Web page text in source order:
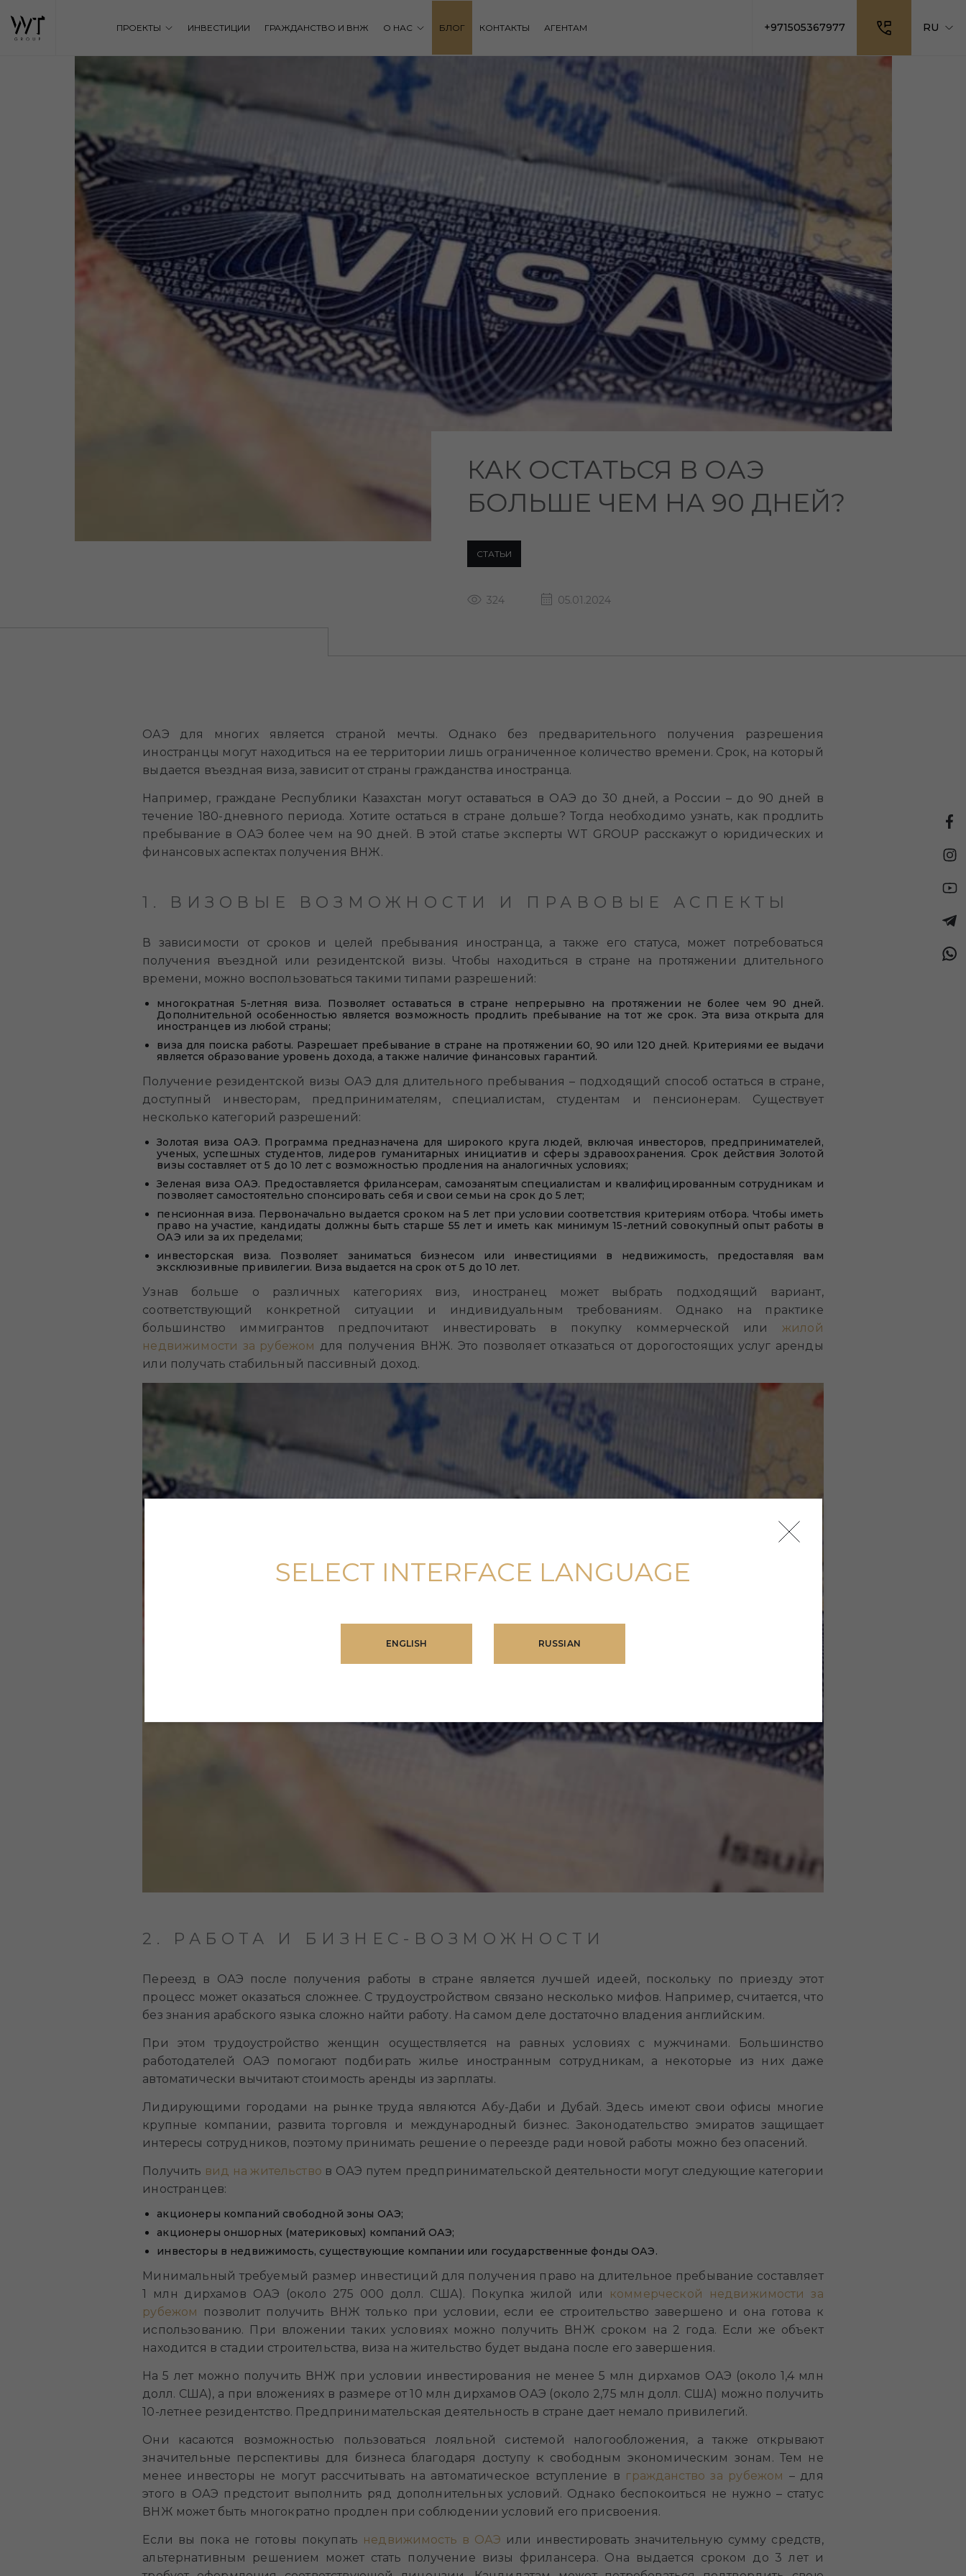
ПРОЕКТЫ ИНВЕСТИЦИИ ГРАЖДАНСТВО И ВНЖ О НАС БЛОГ КОНТАКТЫ АГЕНТАМ +971505367977 RU
КАК ОСТАТЬСЯ В ОАЭ
БОЛЬШЕ ЧЕМ НА 90 ДНЕЙ?
СТАТЬИ
324 05.01.2024
ОАЭ для многих является страной мечты. Однако без предварительного получения разрешения
иностранцы могут находиться на ее территории лишь ограниченное количество времени. Срок, на который
выдается въездная виза, зависит от страны гражданства иностранца.
Например, граждане Республики Казахстан могут оставаться в ОАЭ до 30 дней, а России – до 90 дней в
течение 180-дневного периода. Хотите остаться в стране дольше? Тогда необходимо узнать, как продлить
пребывание в ОАЭ более чем на 90 дней. В этой статье эксперты WT GROUP расскажут о юридических и
финансовых аспектах получения ВНЖ.
1. ВИЗОВЫЕ ВОЗМОЖНОСТИ И ПРАВОВЫЕ АСПЕКТЫ
В зависимости от сроков и целей пребывания иностранца, а также его статуса, может потребоваться
получения въездной или резидентской визы. Чтобы находиться в стране на протяжении длительного
времени, можно воспользоваться такими типами разрешений:
многократная 5-летняя виза. Позволяет оставаться в стране непрерывно на протяжении не более чем 90 дней.
Дополнительной особенностью является возможность продлить пребывание на тот же срок. Эта виза открыта для
иностранцев из любой страны;
виза для поиска работы. Разрешает пребывание в стране на протяжении 60, 90 или 120 дней. Критериями ее выдачи
является образование уровень дохода, а также наличие финансовых гарантий.
Получение резидентской визы ОАЭ для длительного пребывания – подходящий способ остаться в стране,
доступный инвесторам, предпринимателям, специалистам, студентам и пенсионерам. Существует
несколько категорий разрешений:
Золотая виза ОАЭ. Программа предназначена для широкого круга людей, включая инвесторов, предпринимателей,
ученых, успешных студентов, лидеров гуманитарных инициатив и сферы здравоохранения. Срок действия Золотой
визы составляет от 5 до 10 лет с возможностью продления на аналогичных условиях;
Зеленая виза ОАЭ. Предоставляется фрилансерам, самозанятым специалистам и квалифицированным сотрудникам и
позволяет самостоятельно спонсировать себя и свои семьи на срок до 5 лет;
пенсионная виза. Первоначально выдается сроком на 5 лет при условии соответствия критериям отбора. Чтобы иметь
право на участие, кандидаты должны быть старше 55 лет и иметь как минимум 15-летний совокупный опыт работы в
ОАЭ или за их пределами;
инвесторская виза. Позволяет заниматься бизнесом или инвестициями в недвижимость, предоставляя вам
эксклюзивные привилегии. Виза выдается на срок от 5 до 10 лет.
Узнав больше о различных категориях виз, иностранец может выбрать подходящий вариант,
соответствующий конкретной ситуации и индивидуальным требованиям. Однако на практике
большинство иммигрантов предпочитают инвестировать в покупку коммерческой или жилой
недвижимости за рубежом для получения ВНЖ. Это позволяет отказаться от дорогостоящих услуг аренды
или получать стабильный пассивный доход.
2. РАБОТА И БИЗНЕС-ВОЗМОЖНОСТИ
Переезд в ОАЭ после получения работы в стране является лучшей идеей, поскольку по приезду этот
процесс может оказаться сложнее. С трудоустройством связано несколько мифов. Например, считается, что
без знания арабского языка сложно найти работу. На самом деле достаточно владения английским.
При этом трудоустройство женщин осуществляется на равных условиях с мужчинами. Большинство
работодателей ОАЭ помогают подбирать жилье иностранным сотрудникам, а некоторые из них даже
автоматически вычитают стоимость аренды из зарплаты.
Лидирующими городами на рынке труда являются Абу-Даби и Дубай. Здесь имеют свои офисы многие
крупные компании, развита торговля и международный бизнес. Законодательство эмиратов защищает
интересы сотрудников, поэтому принимать решение о переезде ради новой работы можно без опасений.
Получить вид на жительство в ОАЭ путем предпринимательской деятельности могут следующие категории
иностранцев:
акционеры компаний свободной зоны ОАЭ;
акционеры оншорных (материковых) компаний ОАЭ;
инвесторы в недвижимость, существующие компании или государственные фонды ОАЭ.
Минимальный требуемый размер инвестиций для получения право на длительное пребывание составляет
1 млн дирхамов ОАЭ (около 275 000 долл. США). Покупка жилой или
коммерческой недвижимости за
рубежом
позволит получить ВНЖ только при условии, если ее строительство завершено и она готова к
использованию. При вложении таких условиях можно получить ВНЖ сроком на 2 года. Если же объект
находится в стадии строительства, виза на жительство будет выдана после его завершения.
На 5 лет можно получить ВНЖ при условии инвестирования не менее 5 млн дирхамов ОАЭ (около 1,4 млн
долл. США), а при вложениях в размере от 10 млн дирхамов ОАЭ (около 2,75 млн долл. США) можно получить
10-летнее резидентство. Предпринимательская деятельность в стране дает немало привилегий.
Они касаются возможностью пользоваться лояльной системой налогообложения, а также открывают
значительные перспективы для бизнеса благодаря доступу к свободным экономическим зонам. Тем не
менее инвесторы не могут рассчитывать на автоматическое вступление в гражданство за рубежом – для
этого в ОАЭ предстоит выполнить ряд дополнительных условий. Однако беспокоиться не нужно – статус
ВНЖ может быть многократно продлен при соблюдении условий его присвоения.
Если вы пока не готовы покупать недвижимость в ОАЭ или инвестировать значительную сумму средств,
альтернативным решением может стать получение визы фрилансера. Она выдается сроком до 3 лет и
SELECT INTERFACE LANGUAGE
ENGLISH RUSSIAN